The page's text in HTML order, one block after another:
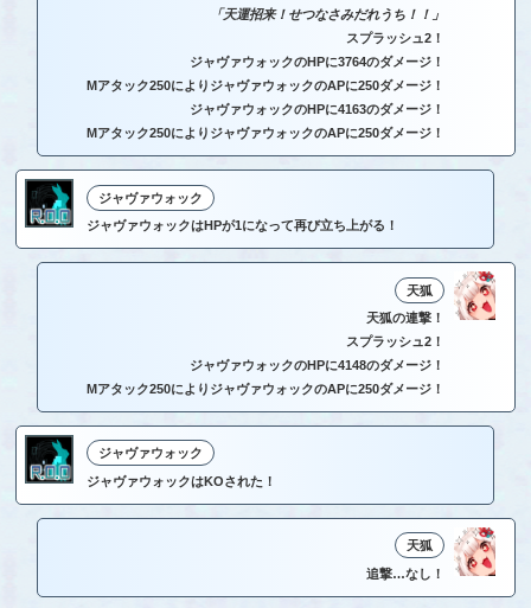
「天運招来！せつなさみだれうち！！」
スプラッシュ2！
ジャヴァウォックのHPに3764のダメージ！
Mアタック250によりジャヴァウォックのAPに250ダメージ！
ジャヴァウォックのHPに4163のダメージ！
Mアタック250によりジャヴァウォックのAPに250ダメージ！
ジャヴァウォック
ジャヴァウォックはHPが1になって再び立ち上がる！
天狐
天狐の連撃！
スプラッシュ2！
ジャヴァウォックのHPに4148のダメージ！
Mアタック250によりジャヴァウォックのAPに250ダメージ！
ジャヴァウォック
ジャヴァウォックはKOされた！
天狐
追撃…なし！